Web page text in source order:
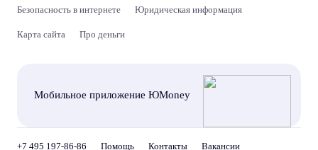
Безопасность в интернете Юридическая информация
Карта сайта Про деньги
Мобильное приложение ЮMoney
+7 495 197-86-86 Помощь Контакты Вакансии